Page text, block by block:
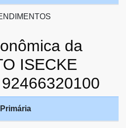
da
ISECKE